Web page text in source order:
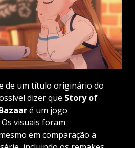
de um título originário do
dizer que Story of
é um jogo
visuais foram
em comparação a